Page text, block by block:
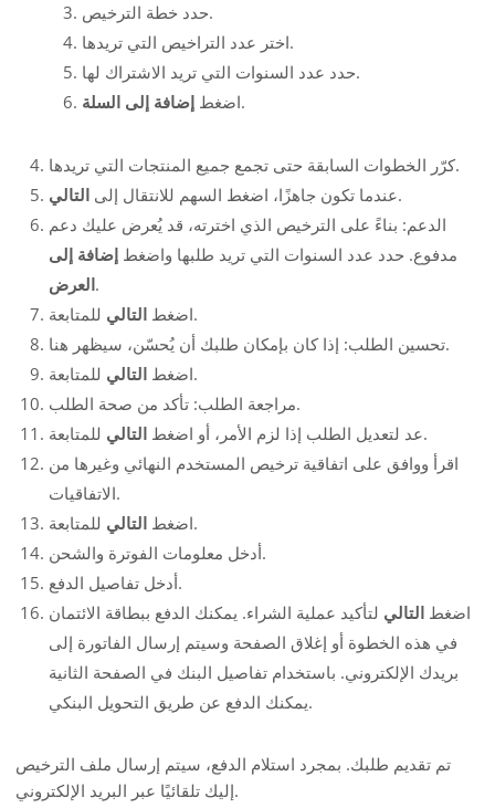
حدد خطة الترخيص.
اختر عدد التراخيص التي تريدها.
حدد عدد السنوات التي تريد الاشتراك لها.
اضغط إضافة إلى السلة .
كرّر الخطوات السابقة حتى تجمع جميع المنتجات التي تريدها.
عندما تكون جاهزًا، اضغط السهم للانتقال إلى التالي
.
الدعم: بناءً على الترخيص الذي اخترته، قد يُعرض عليك دعم
مدفوع. حدد عدد السنوات التي تريد طلبها واضغط إضافة إلى
العرض.
اضغط التالي
للمتابعة.
تحسين الطلب: إذا كان بإمكان طلبك أن يُحسّن، سيظهر هنا.
اضغط التالي
للمتابعة.
مراجعة الطلب: تأكد من صحة الطلب.
عد لتعديل الطلب إذا لزم الأمر، أو اضغط التالي
للمتابعة.
اقرأ ووافق على اتفاقية ترخيص المستخدم النهائي وغيرها من
الاتفاقيات.
اضغط التالي
للمتابعة.
أدخل معلومات الفوترة والشحن.
أدخل تفاصيل الدفع.
اضغط التالي لتأكيد عملية الشراء. يمكنك الدفع ببطاقة الائتمان
في هذه الخطوة أو إغلاق الصفحة وسيتم إرسال الفاتورة إلى
بريدك الإلكتروني. باستخدام تفاصيل البنك في الصفحة الثانية
يمكنك الدفع عن طريق التحويل البنكي.
تم تقديم طلبك. بمجرد استلام الدفع، سيتم إرسال ملف الترخيص
إليك تلقائيًا عبر البريد الإلكتروني.